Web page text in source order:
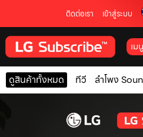
ติดต่อเรา เข้าสู่ระบบ
เมนู
ดูสินค้าทั้งหมด ทีวี ลำโพง